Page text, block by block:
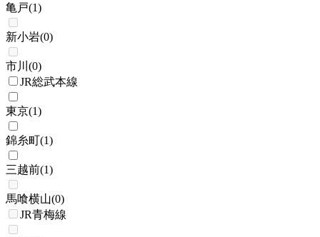
亀戸(1)
新小岩(0)
市川 (0)
JR総武本線
東京(1)
錦糸町(1)
三越前(1)
馬喰横山(0)
JR青梅線